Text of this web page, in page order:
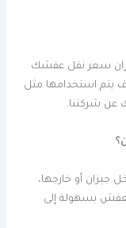
داخل شركة نقل عفش مخطط 6 بجازان سعر نقل عفشك
يتم استخدامها مثل
عن شركتنا.
جيزان أو خارجها،
بسهولة إلى